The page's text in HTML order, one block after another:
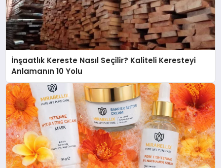
İnşaatlık Kereste Nasıl Seçilir? Kaliteli Keresteyi
Anlamanın 10 Yolu